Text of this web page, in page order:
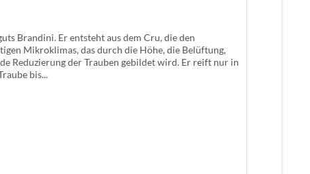
Brandini. Er entsteht aus dem Cru, die den
Mikroklimas, das durch die Höhe, die Belüftung,
Reduzierung der Trauben gebildet wird. Er reift nur in
bis...